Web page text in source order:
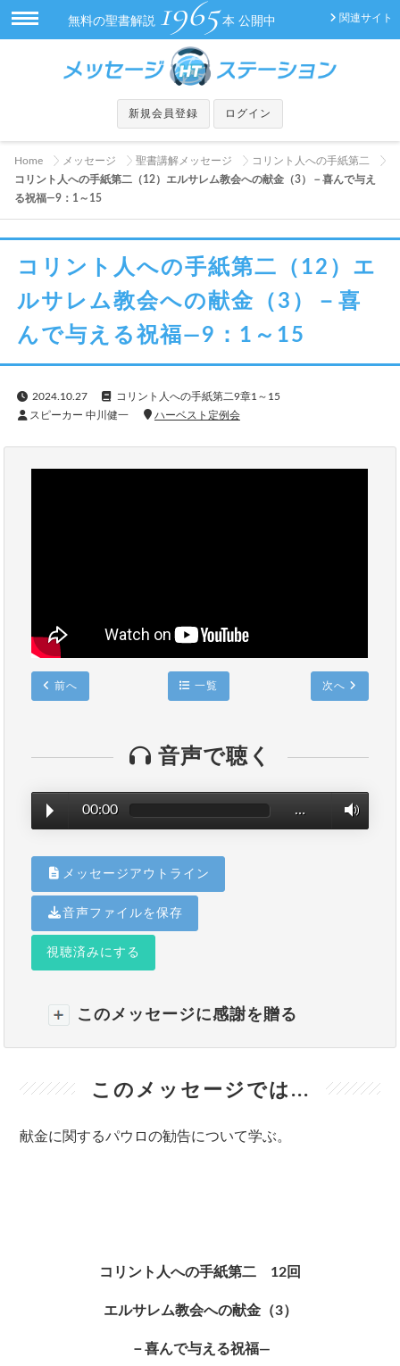
関連サイト
無料の聖書解説 1965 本 公開中
新規会員登録 ログイン
Home メッセージ 聖書講解メッセージ
コリント人への手紙第二
コリント人への手紙第二（12）エルサレム教会への献金（3）－喜んで与え
る祝福―9：1～15
コリント人への手紙第二（12）エ
ルサレム教会への献金（3）－喜
んで与える祝福―9：1～15
2024.10.27
コリント人への手紙第二9章1～15
スピーカー 中川健一
ハーベスト定例会
前へ 一覧 次へ
音声で聴く
00:00 …
メッセージアウトライン
音声ファイルを保存
視聴済みにする
このメッセージに感謝を贈る
このメッセージでは...
献金に関するパウロの勧告について学ぶ。
コリント人への手紙第二 12回
エルサレム教会への献金（3）
－喜んで与える祝福―